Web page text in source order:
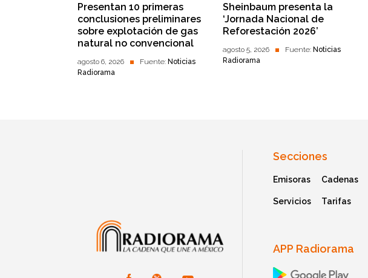
Presentan 10 primeras
conclusiones preliminares
sobre explotación de gas
natural no convencional
agosto 6, 2026 Fuente: Noticias
Radiorama
Sheinbaum presenta la
‘Jornada Nacional de
Reforestación 2026’
agosto 5, 2026 Fuente:Noticias
Radiorama
Secciones
Emisoras Cadenas
Servicios Tarifas
APP Radiorama